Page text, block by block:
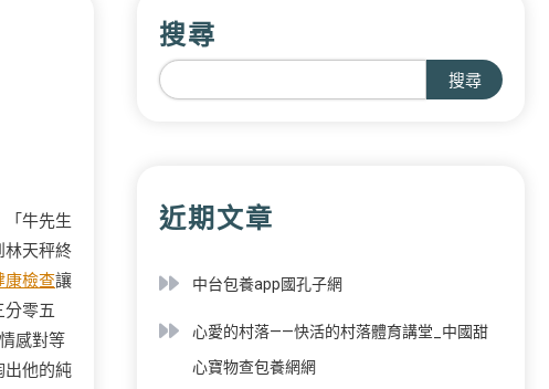
「牛先生
林天秤終
康檢查讓
分零五
感對等
出他的純
搜尋
搜尋
近期文章
中台包養app國孔子網
心愛的村落——快活的村落體育講堂_中國甜
心寶物查包養網網